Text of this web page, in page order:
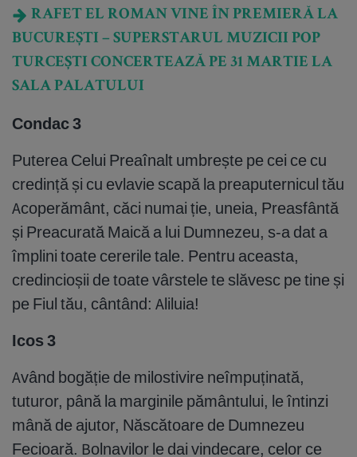
RAFET EL ROMAN VINE ÎN PREMIERĂ LA
BUCUREȘTI – SUPERSTARUL MUZICII POP
TURCEȘTI CONCERTEAZĂ PE 31 MARTIE LA
SALA PALATULUI
Condac 3
Puterea Celui Preaînalt umbrește pe cei ce cu
credință și cu evlavie scapă la preaputernicul tău
Acoperământ, căci numai ție, uneia, Preasfântă
și Preacurată Maică a lui Dumnezeu, s-a dat a
împlini toate cererile tale. Pentru aceasta,
credincioșii de toate vârstele te slăvesc pe tine și
pe Fiul tău, cântând: Aliluia!
Icos 3
Având bogăție de milostivire neîmpuținată,
tuturor, până la marginile pământului, le întinzi
mână de ajutor, Născătoare de Dumnezeu
Fecioară. Bolnavilor le dai vindecare, celor ce